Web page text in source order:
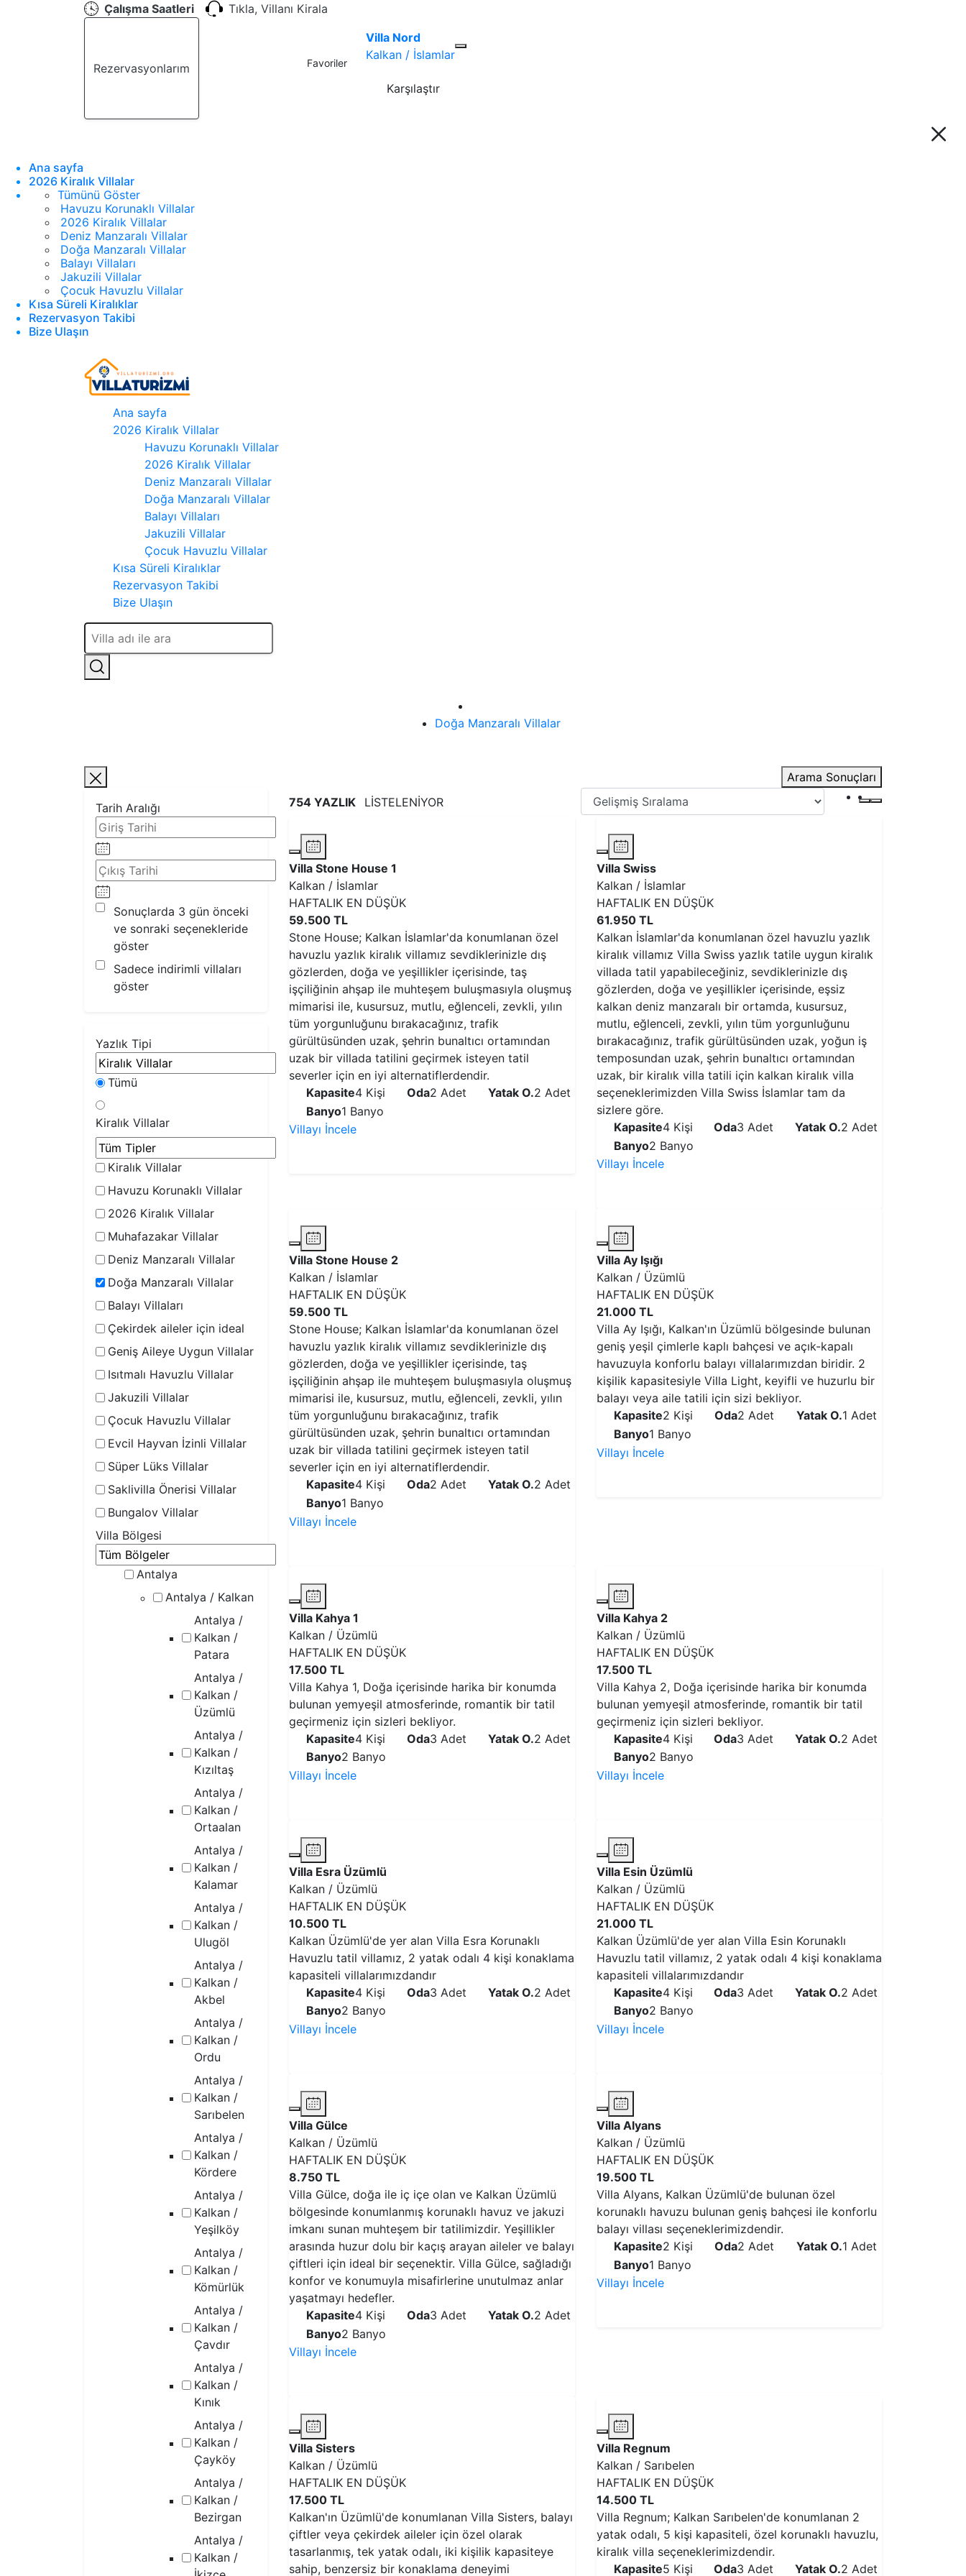
Çalışma Saatleri Tıkla, Villanı Kirala
Rezervasyonlarım Favoriler
Villa Nord
Kalkan / İslamlar
Karşılaştır
Ana sayfa
2026 Kiralık Villalar
Tümünü Göster
Havuzu Korunaklı Villalar
2026 Kiralık Villalar
Deniz Manzaralı Villalar
Doğa Manzaralı Villalar
Balayı Villaları
Jakuzili Villalar
Çocuk Havuzlu Villalar
Kısa Süreli Kiralıklar
Rezervasyon Takibi
Bize Ulaşın
Ana sayfa
2026 Kiralık Villalar
Havuzu Korunaklı Villalar
2026 Kiralık Villalar
Deniz Manzaralı Villalar
Doğa Manzaralı Villalar
Balayı Villaları
Jakuzili Villalar
Çocuk Havuzlu Villalar
Kısa Süreli Kiralıklar
Rezervasyon Takibi
Bize Ulaşın
Doğa Manzaralı Villalar
Tarih Aralığı
Sonuçlarda 3 gün önceki
ve sonraki seçenekleride
göster
Sadece indirimli villaları
göster
Yazlık Tipi
Tümü
Kiralık Villalar
Kiralık Villalar
Havuzu Korunaklı Villalar
2026 Kiralık Villalar
Muhafazakar Villalar
Deniz Manzaralı Villalar
Doğa Manzaralı Villalar
Balayı Villaları
Çekirdek aileler için ideal
Geniş Aileye Uygun Villalar
Isıtmalı Havuzlu Villalar
Jakuzili Villalar
Çocuk Havuzlu Villalar
Evcil Hayvan İzinli Villalar
Süper Lüks Villalar
Saklivilla Önerisi Villalar
Bungalov Villalar
Villa Bölgesi
Antalya
Antalya / Kalkan
Antalya /
Kalkan /
Patara
Antalya /
Kalkan /
Üzümlü
Antalya /
Kalkan /
Kızıltaş
Antalya /
Kalkan /
Ortaalan
Antalya /
Kalkan /
Kalamar
Antalya /
Kalkan /
Ulugöl
Antalya /
Kalkan /
Akbel
Antalya /
Kalkan /
Ordu
Antalya /
Kalkan /
Sarıbelen
Antalya /
Kalkan /
Kördere
Antalya /
Kalkan /
Yeşilköy
Antalya /
Kalkan /
Kömürlük
Antalya /
Kalkan /
Çavdır
Antalya /
Kalkan /
Kınık
Antalya /
Kalkan /
Çayköy
Antalya /
Kalkan /
Bezirgan
Antalya /
Kalkan /
Arama Sonuçları
754 YAZLIK
LİSTELENİYOR
Villa Stone House 1
Kalkan / İslamlar
HAFTALIK EN DÜŞÜK
59.500 TL
Stone House; Kalkan İslamlar'da konumlanan özel
havuzlu yazlık kiralık villamız sevdiklerinizle dış
gözlerden, doğa ve yeşillikler içerisinde, taş
işçiliğinin ahşap ile muhteşem buluşmasıyla oluşmuş
mimarisi ile, kusursuz, mutlu, eğlenceli, zevkli, yılın
tüm yorgunluğunu bırakacağınız, trafik
gürültüsünden uzak, şehrin bunaltıcı ortamından
uzak bir villada tatilini geçirmek isteyen tatil
severler için en iyi alternatiflerdendir.
Kapasite4 Kişi Oda2 Adet Yatak O.2 Adet
Banyo1 Banyo
Villayı İncele
Villa Swiss
Kalkan / İslamlar
HAFTALIK EN DÜŞÜK
61.950 TL
Kalkan İslamlar'da konumlanan özel havuzlu yazlık
kiralık villamız Villa Swiss yazlık tatile uygun kiralık
villada tatil yapabileceğiniz, sevdiklerinizle dış
gözlerden, doğa ve yeşillikler içerisinde, eşsiz
kalkan deniz manzaralı bir ortamda, kusursuz,
mutlu, eğlenceli, zevkli, yılın tüm yorgunluğunu
bırakacağınız, trafik gürültüsünden uzak, yoğun iş
temposundan uzak, şehrin bunaltıcı ortamından
uzak, bir kiralık villa tatili için kalkan kiralık villa
seçeneklerimizden Villa Swiss İslamlar tam da
sizlere göre.
Kapasite4 Kişi Oda3 Adet Yatak O.2 Adet
Banyo2 Banyo
Villayı İncele
Villa Stone House 2
Kalkan / İslamlar
HAFTALIK EN DÜŞÜK
59.500 TL
Stone House; Kalkan İslamlar'da konumlanan özel
havuzlu yazlık kiralık villamız sevdiklerinizle dış
gözlerden, doğa ve yeşillikler içerisinde, taş
işçiliğinin ahşap ile muhteşem buluşmasıyla oluşmuş
mimarisi ile, kusursuz, mutlu, eğlenceli, zevkli, yılın
tüm yorgunluğunu bırakacağınız, trafik
gürültüsünden uzak, şehrin bunaltıcı ortamından
uzak bir villada tatilini geçirmek isteyen tatil
severler için en iyi alternatiflerdendir.
Kapasite4 Kişi Oda2 Adet Yatak O.2 Adet
Banyo1 Banyo
Villayı İncele
Villa Ay Işığı
Kalkan / Üzümlü
HAFTALIK EN DÜŞÜK
21.000 TL
Villa Ay Işığı, Kalkan'ın Üzümlü bölgesinde bulunan
geniş yeşil çimlerle kaplı bahçesi ve açık-kapalı
havuzuyla konforlu balayı villalarımızdan biridir. 2
kişilik kapasitesiyle Villa Light, keyifli ve huzurlu bir
balayı veya aile tatili için sizi bekliyor.
Kapasite2 Kişi Oda2 Adet Yatak O.1 Adet
Banyo1 Banyo
Villayı İncele
Villa Kahya 1
Kalkan / Üzümlü
HAFTALIK EN DÜŞÜK
17.500 TL
Villa Kahya 1, Doğa içerisinde harika bir konumda
bulunan yemyeşil atmosferinde, romantik bir tatil
geçirmeniz için sizleri bekliyor.
Kapasite4 Kişi Oda3 Adet Yatak O.2 Adet
Banyo2 Banyo
Villayı İncele
Villa Kahya 2
Kalkan / Üzümlü
HAFTALIK EN DÜŞÜK
17.500 TL
Villa Kahya 2, Doğa içerisinde harika bir konumda
bulunan yemyeşil atmosferinde, romantik bir tatil
geçirmeniz için sizleri bekliyor.
Kapasite4 Kişi Oda3 Adet Yatak O.2 Adet
Banyo2 Banyo
Villayı İncele
Villa Esra Üzümlü
Kalkan / Üzümlü
HAFTALIK EN DÜŞÜK
10.500 TL
Kalkan Üzümlü'de yer alan Villa Esra Korunaklı
Havuzlu tatil villamız, 2 yatak odalı 4 kişi konaklama
kapasiteli villalarımızdandır
Kapasite4 Kişi Oda3 Adet Yatak O.2 Adet
Banyo2 Banyo
Villayı İncele
Villa Esin Üzümlü
Kalkan / Üzümlü
HAFTALIK EN DÜŞÜK
21.000 TL
Kalkan Üzümlü'de yer alan Villa Esin Korunaklı
Havuzlu tatil villamız, 2 yatak odalı 4 kişi konaklama
kapasiteli villalarımızdandır
Kapasite4 Kişi Oda3 Adet Yatak O.2 Adet
Banyo2 Banyo
Villayı İncele
Villa Gülce
Kalkan / Üzümlü
HAFTALIK EN DÜŞÜK
8.750 TL
Villa Gülce, doğa ile iç içe olan ve Kalkan Üzümlü
bölgesinde konumlanmış korunaklı havuz ve jakuzi
imkanı sunan muhteşem bir tatilimizdir. Yeşillikler
arasında huzur dolu bir kaçış arayan aileler ve balayı
çiftleri için ideal bir seçenektir. Villa Gülce, sağladığı
konfor ve konumuyla misafirlerine unutulmaz anlar
yaşatmayı hedefler.
Kapasite4 Kişi Oda3 Adet Yatak O.2 Adet
Banyo2 Banyo
Villayı İncele
Villa Alyans
Kalkan / Üzümlü
HAFTALIK EN DÜŞÜK
19.500 TL
Villa Alyans, Kalkan Üzümlü'de bulunan özel
korunaklı havuzu bulunan geniş bahçesi ile konforlu
balayı villası seçeneklerimizdendir.
Kapasite2 Kişi Oda2 Adet Yatak O.1 Adet
Banyo1 Banyo
Villayı İncele
Villa Sisters
Kalkan / Üzümlü
HAFTALIK EN DÜŞÜK
17.500 TL
Kalkan'ın Üzümlü'de konumlanan Villa Sisters, balayı
çiftler veya çekirdek aileler için özel olarak
tasarlanmış, tek yatak odalı, iki kişilik kapasiteye
sahip, benzersiz bir konaklama deneyimi
Villa Regnum
Kalkan / Sarıbelen
HAFTALIK EN DÜŞÜK
14.500 TL
Villa Regnum; Kalkan Sarıbelen'de konumlanan 2
yatak odalı, 5 kişi kapasiteli, özel korunaklı havuzlu,
kiralık villa seçeneklerimizdendir.
Kapasite5 Kişi Oda3 Adet Yatak O.2 Adet